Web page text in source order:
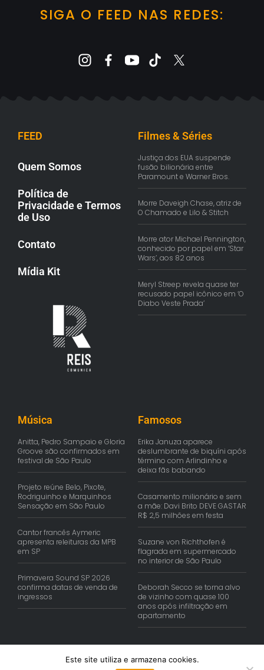
SIGA O FEED NAS REDES:
FEED
Quem Somos
Política de
Privacidade e Termos
de Uso
Contato
Mídia Kit
Filmes & Séries
Justiça dos EUA suspende
fusão bilionária entre
Paramount e Warner Bros.
Morre Daveigh Chase, atriz de
O Chamado e Lilo & Stitch
Morre ator Michael Pennington,
conhecido por papel em ‘Star
Wars’, aos 82 anos
Meryl Streep revela quase ter
recusado papel icônico em ‘O
Diabo Veste Prada’
Música
Anitta, Pedro Sampaio e Gloria
Groove são confirmados em
festival de São Paulo
Projeto reúne Belo, Pixote,
Rodriguinho e Marquinhos
Sensação em São Paulo
Cantor francês Aymeric
apresenta releituras da MPB
em SP
Primavera Sound SP 2026
confirma datas de venda de
ingressos
Famosos
Erika Januza aparece
deslumbrante de biquíni após
término com Arlindinho e
deixa fãs babando
Casamento milionário e sem
a mãe: Davi Brito DEVE GASTAR
R$ 2,5 milhões em festa
Suzane von Richthofen é
flagrada em supermercado
no interior de São Paulo
Deborah Secco se torna alvo
de vizinho com quase 100
anos após infiltração em
apartamento
Este site utiliza e armazena cookies.